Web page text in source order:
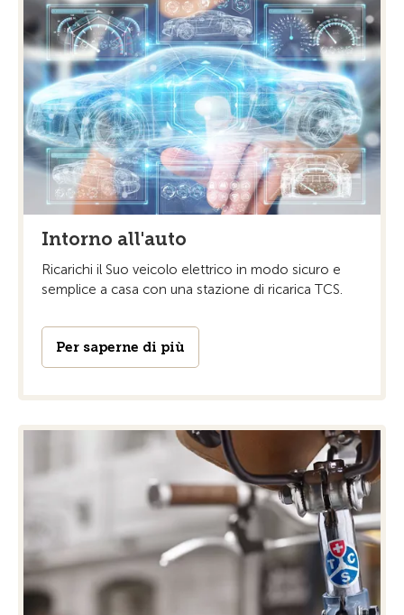
Intorno all'auto
Ricarichi il Suo veicolo elettrico in modo sicuro e
semplice a casa con una stazione di ricarica TCS.
Per saperne di più